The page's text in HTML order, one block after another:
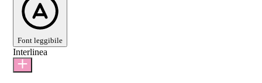
Font leggibile
Interlinea